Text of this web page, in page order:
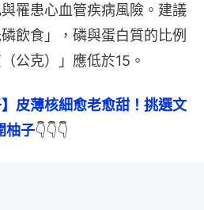
罹患心血管疾病風險。建議
飲食」，磷與蛋白質的比例
公克）」應低於15。
】皮薄核細愈老愈甜！挑選文
柚子👇👇👇